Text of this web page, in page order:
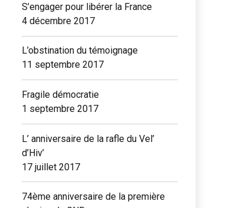
S’engager pour libérer la France
4 décembre 2017
L’obstination du témoignage
11 septembre 2017
Fragile démocratie
1 septembre 2017
L’ anniversaire de la rafle du Vel’
d’Hiv’
17 juillet 2017
74ème anniversaire de la première